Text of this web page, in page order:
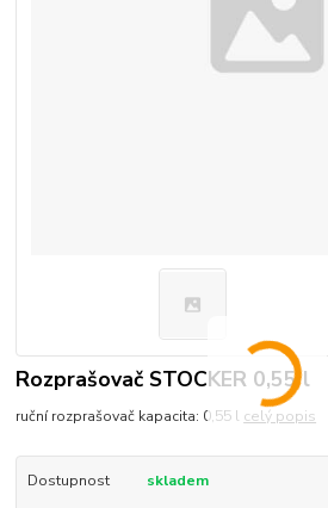
Rozprašovač STOCKER 0,55 l
ruční rozprašovač kapacita: 0,55 l celý popis
Dostupnost skladem